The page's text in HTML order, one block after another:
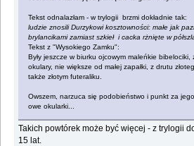
Tekst odnalazłam - w trylogii brzmi dokładnie tak:
ludzie znosili Durzykowi kosztowności: małe jak
brylancikami zamiast szkieł i cacka rżnięte w
Tekst z "Wysokiego Zamku":
Były jeszcze w biurku ojcowym maleńkie
okulary, nie większe od małej zapałki, z drutu
także złotym futeraliku.
Owszem, narzuca się podobieństwo i punkt za
owe okularki...
Takich powtórek może być więcej - z trylogii
15 lat.